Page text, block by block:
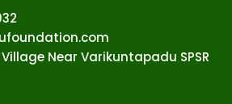
Near Varikuntapadu SPSR